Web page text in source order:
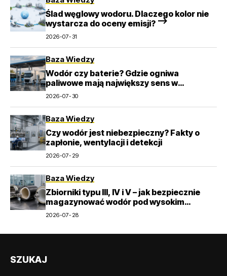
Ślad węglowy wodoru. Dlaczego kolor nie
wystarcza do oceny emisji? –>
2026-07-31
Baza Wiedzy
Wodór czy baterie? Gdzie ogniwa
paliwowe mają największy sens w
transporcie
2026-07-30
Baza Wiedzy
Czy wodór jest niebezpieczny? Fakty o
zapłonie, wentylacji i detekcji
2026-07-29
Baza Wiedzy
Zbiorniki typu III, IV i V – jak bezpiecznie
magazynować wodór pod wysokim
ciśnieniem?
2026-07-28
SZUKAJ